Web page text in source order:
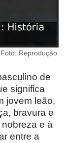
Reprodução
de
significa
jovem leão,
bravura e
e à
entre a